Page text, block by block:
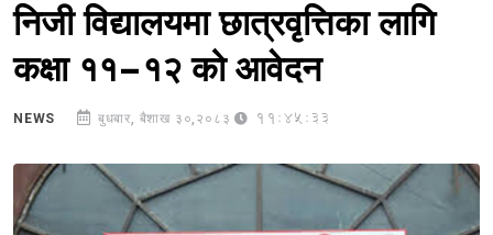
निजी विद्यालयमा छात्रवृत्तिका लागि
कक्षा ११–१२ को आवेदन
NEWS बुधबार, बैशाख ३०,२०८३ 11:45:33